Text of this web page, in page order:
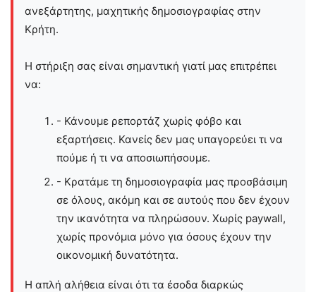
ανεξάρτητης, μαχητικής δημοσιογραφίας στην
Kρήτη.
Η στήριξη σας είναι σημαντική γιατί μας επιτρέπει
να:
- Κάνουμε ρεπορτάζ χωρίς φόβο και
εξαρτήσεις. Κανείς δεν μας υπαγορεύει τι να
πούμε ή τι να αποσιωπήσουμε.
- Κρατάμε τη δημοσιογραφία μας προσβάσιμη
σε όλους, ακόμη και σε αυτούς που δεν έχουν
την ικανότητα να πληρώσουν. Χωρίς paywall,
χωρίς προνόμια μόνο για όσους έχουν την
οικονομική δυνατότητα.
Η απλή αλήθεια είναι ότι τα έσοδα διαρκώς